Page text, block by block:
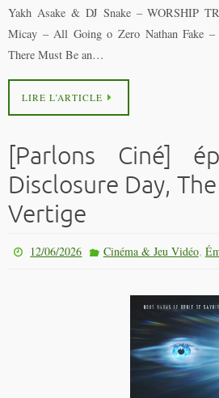
Yakh Asake & DJ Snake – WORSHIP
Micay – All Going o Zero Nathan Fake –
There Must Be an…
LIRE L’ARTICLE
[Parlons Ciné]
Disclosure Day,
Vertige
12/06/2026 Cinéma & Jeu Vidéo,